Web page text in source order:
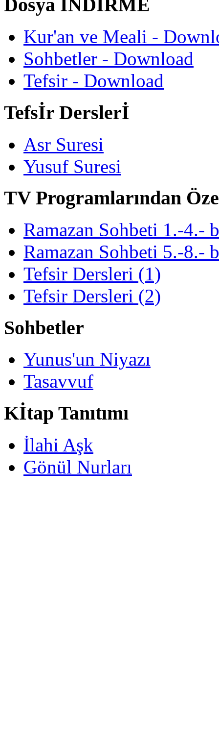
Dosya İNDİRME
Kur'an ve Meali -
Sohbetler - Download
Tefsir - Download
Tefsİr Derslerİ
Asr Suresi
Yusuf Suresi
TV Programlarından
Ramazan Sohbeti 1.-4.-
Ramazan Sohbeti 5.-8.-
Tefsir Dersleri (1)
Tefsir Dersleri (2)
Sohbetler
Yunus'un Niyazı
Tasavvuf
Kİtap Tanıtımı
İlahi Aşk
Gönül Nurları